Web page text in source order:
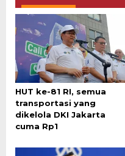
HUT ke-81 RI, semua
transportasi yang
dikelola DKI Jakarta
cuma Rp1